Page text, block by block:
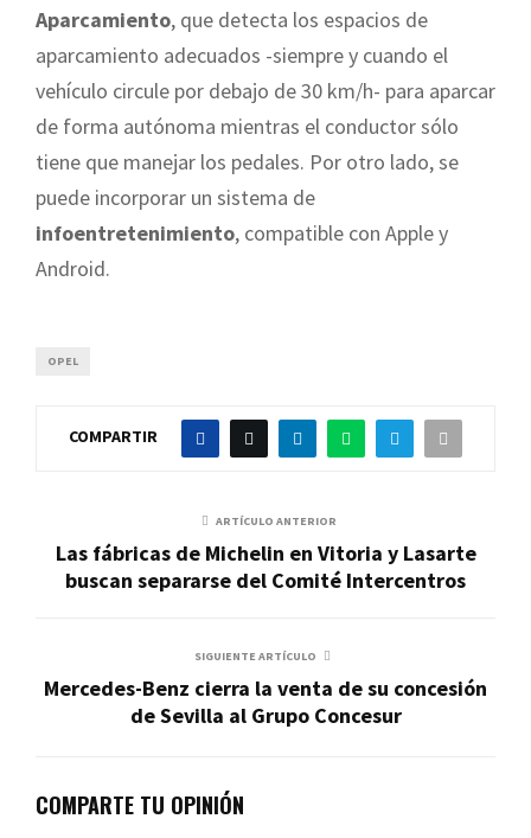
Aparcamiento, que detecta los espacios de
aparcamiento adecuados -siempre y cuando el
vehículo circule por debajo de 30 km/h- para aparcar
de forma autónoma mientras el conductor sólo
tiene que manejar los pedales. Por otro lado, se
puede incorporar un sistema de
infoentretenimiento, compatible con Apple y
Android.
OPEL
COMPARTIR
ARTÍCULO ANTERIOR
Las fábricas de Michelin en Vitoria y Lasarte
buscan separarse del Comité Intercentros
SIGUIENTE ARTÍCULO
Mercedes-Benz cierra la venta de su concesión
de Sevilla al Grupo Concesur
COMPARTE TU OPINIÓN